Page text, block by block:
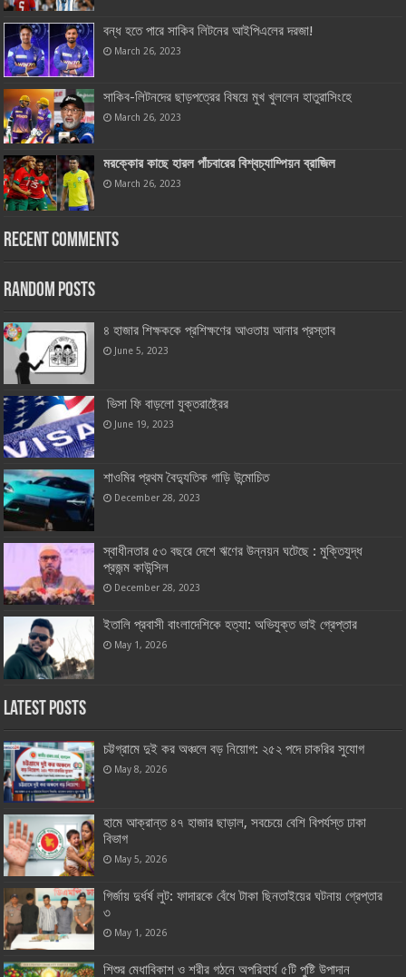
বন্ধ হতে পারে সাকিব লিটনের আইপিএলের দরজা!
March 26, 2023
সাকিব-লিটনদের ছাড়পত্রের বিষয়ে মুখ খুললেন হাতুরাসিংহে
March 26, 2023
মরক্কোর কাছে হারল পাঁচবারের বিশ্বচ্যাম্পিয়ন ব্রাজিল
March 26, 2023
Recent Comments
Random Posts
৪ হাজার শিক্ষককে প্রশিক্ষণের আওতায় আনার প্রস্তাব
June 5, 2023
ভিসা ফি বাড়লো যুক্তরাষ্ট্রের
June 19, 2023
শাওমির প্রথম বৈদ্যুতিক গাড়ি উন্মোচিত
December 28, 2023
স্বাধীনতার ৫৩ বছরে দেশে ঋণের উন্নয়ন ঘটেছে : মুক্তিযুদ্ধ
প্রজন্ম কাউন্সিল
December 28, 2023
ইতালি প্রবাসী বাংলাদেশিকে হত্যা: অভিযুক্ত ভাই গ্রেপ্তার
May 1, 2026
Latest Posts
চট্টগ্রামে দুই কর অঞ্চলে বড় নিয়োগ: ২৫২ পদে চাকরির সুযোগ
May 8, 2026
হামে আক্রান্ত ৪৭ হাজার ছাড়াল, সবচেয়ে বেশি বিপর্যস্ত ঢাকা
বিভাগ
May 5, 2026
গির্জায় দুর্ধর্ষ লুট: ফাদারকে বেঁধে টাকা ছিনতাইয়ের ঘটনায় গ্রেপ্তার
৩
May 1, 2026
শিশুর মেধাবিকাশ ও শরীর গঠনে অপরিহার্য ৫টি পুষ্টি উপাদান